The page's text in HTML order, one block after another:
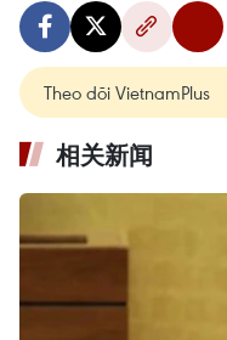
Theo dõi VietnamPlus
相关新闻